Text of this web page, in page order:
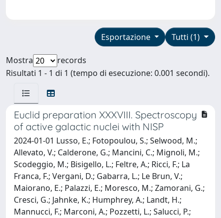
Tutti (1)
Esportazione
Mostra
records
Risultati 1 - 1 di 1 (tempo di esecuzione: 0.001 secondi).
Euclid preparation XXXVIII. Spectroscopy
of active galactic nuclei with NISP
2024-01-01 Lusso, E.; Fotopoulou, S.; Selwood, M.;
Allevato, V.; Calderone, G.; Mancini, C.; Mignoli, M.;
Scodeggio, M.; Bisigello, L.; Feltre, A.; Ricci, F.; La
Franca, F.; Vergani, D.; Gabarra, L.; Le Brun, V.;
Maiorano, E.; Palazzi, E.; Moresco, M.; Zamorani, G.;
Cresci, G.; Jahnke, K.; Humphrey, A.; Landt, H.;
Mannucci, F.; Marconi, A.; Pozzetti, L.; Salucci, P.;